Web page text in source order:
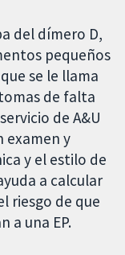
del dímero D,
pequeños
se le llama
de falta
de A&U
examen y
y el estilo de
a calcular
riesgo de que
a una EP.